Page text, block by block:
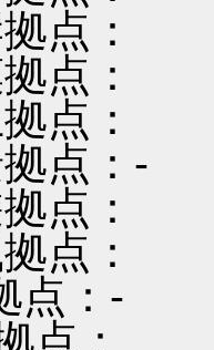
：
：
：
点：-
：
：
点：-